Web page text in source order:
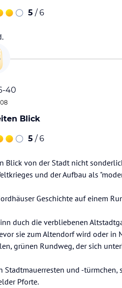
5 / 6
40
Blick
5 / 6
Blick von der Stadt nicht
und der Aufbau als
Geschichte auf einem
duch die verbliebenen
sie zum Altendorf wird oder in
grünen Rundweg, der sich
und -türmchen,
Pforte.